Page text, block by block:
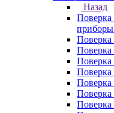
Назад
Поверка
приборы
Поверка
Поверка
Поверка
Поверка
Поверка
Поверка
Поверка